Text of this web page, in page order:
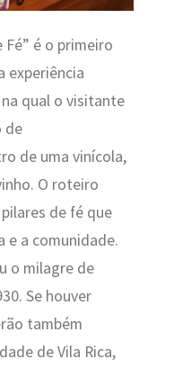
é o primeiro
experiência
qual o visitante
de
de uma vinícola,
O roteiro
de fé que
e a comunidade.
o milagre de
Se houver
também
de Vila Rica,